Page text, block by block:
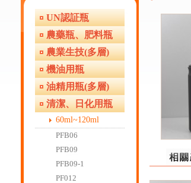
經營團隊
UN認証瓶
農藥瓶、肥料瓶
農業生技(多層)
機油用瓶
油精用瓶(多層)
清潔、日化用瓶
60ml~120ml
PFB06
PFB09
PFB09-1
PF012